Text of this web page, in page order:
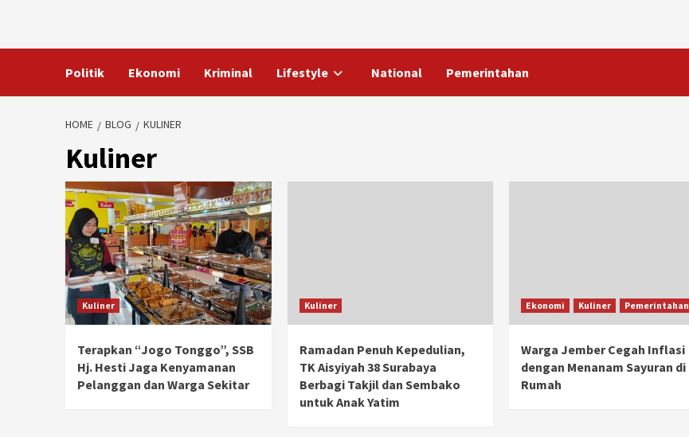
Politik Ekonomi Kriminal Lifestyle National Pemerintahan
HOME BLOG KULINER
Kuliner
Kuliner
Terapkan “Jogo Tonggo”, SSB
Hj. Hesti Jaga Kenyamanan
Pelanggan dan Warga Sekitar
Kuliner
Ramadan Penuh Kepedulian,
TK Aisyiyah 38 Surabaya
Berbagi Takjil dan Sembako
untuk Anak Yatim
Ekonomi Kuliner Pemerintahan
Warga Jember Cegah Inflasi
dengan Menanam Sayuran di
Rumah